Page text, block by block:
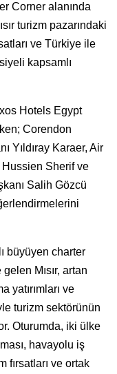
Corner alanında
turizm pazarındaki
ve Türkiye ile
kapsamlı
Hotels Egypt
Corendon
Yıldıray Karaer, Air
Sherif ve
Salih Gözcü
büyüyen charter
Mısır, artan
yatırımları ve
turizm sektörünün
Oturumda, iki ülke
havayolu iş
fırsatları ve ortak